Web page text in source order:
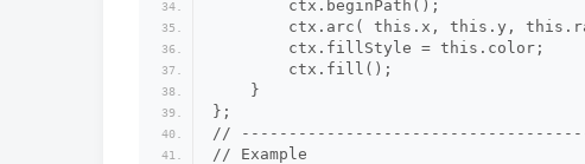
        ctx.beginPath();
ctx.arc( this.x, this.y,
        ctx.fillStyle = this.color;
        ctx.fill();
    }
};
//
// Example